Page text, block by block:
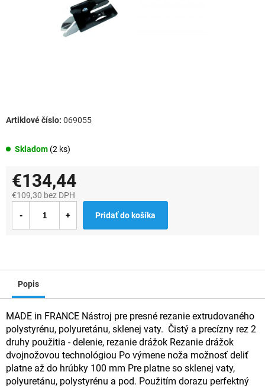
Skladom (2 ks)
069055
€134,44
€109,30 bez DPH
cena:
Pridať do košíka
Popis
MADE in FRANCE Nástroj pre presné rezanie extrudovaného
polystyrénu, polyuretánu, sklenej vaty. Čistý a precízny rez 2
druhy použitia - delenie, rezanie drážok Rezanie drážok
dvojnožovou technológiou Po výmene noža možnosť deliť
platne až do hrúbky 100 mm Pre platne so sklenej vaty,
polyuretánu, polystyrénu a pod. Použitím dorazu perfektný